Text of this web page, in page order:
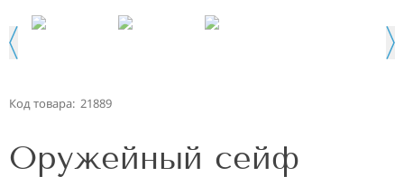
Код товара: 21889
Оружейный сейф